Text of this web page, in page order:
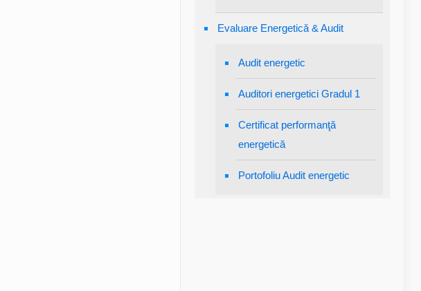
Evaluare Energetică & Audit
Audit energetic
Auditori energetici Gradul 1
Certificat performanţă
energetică
Portofoliu Audit energetic